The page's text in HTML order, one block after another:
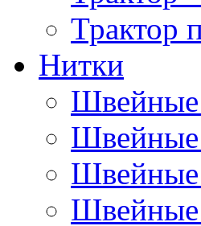
Трактор
Нитки
Швейные
Швейные
Швейные
Швейные